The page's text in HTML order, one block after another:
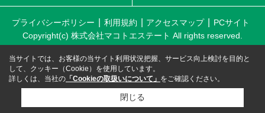
プライバシーポリシー 利用規約 アクセスマップ
PCサイト
Copyright(c) 株式会社マコトエステート All rights reserved.
当サイトでは、お客様の当サイト利用状況把握、サービス向上検討を目的と
して、クッキー（Cookie）を使用しています。
詳しくは、当社の 「Cookieの取扱いについて」 をご確認ください。
閉じる